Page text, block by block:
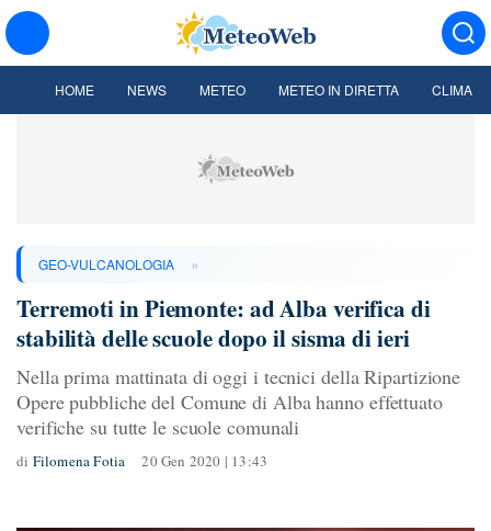
HOME NEWS METEO METEO IN DIRETTA CLIMA
GEO-VULCANOLOGIA »
Terremoti in Piemonte: ad Alba verifica di
stabilità delle scuole dopo il sisma di ieri
Nella prima mattinata di oggi i tecnici della Ripartizione
Opere pubbliche del Comune di Alba hanno effettuato
verifiche su tutte le scuole comunali
di Filomena Fotia 20 Gen 2020 | 13:43